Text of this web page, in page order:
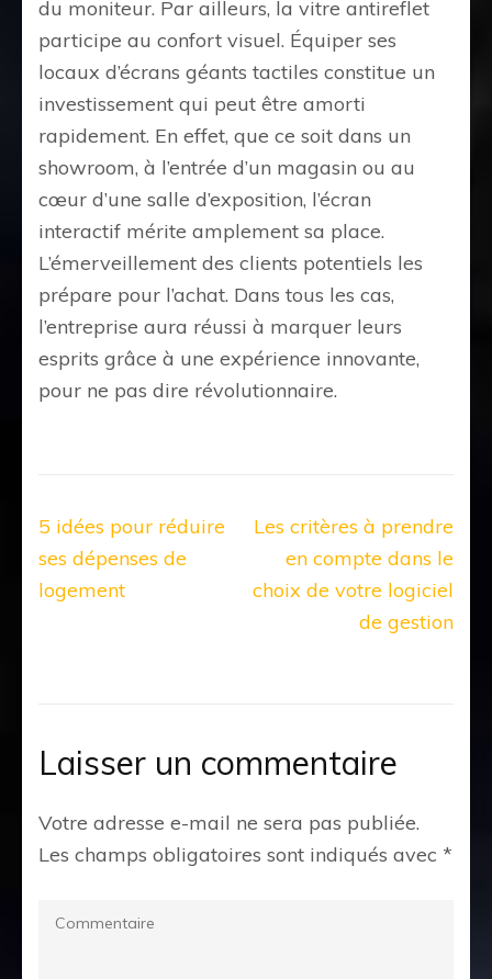
du moniteur. Par ailleurs, la vitre antireflet
participe au confort visuel. Équiper ses
locaux d’écrans géants tactiles constitue un
investissement qui peut être amorti
rapidement. En effet, que ce soit dans un
showroom, à l’entrée d’un magasin ou au
cœur d’une salle d’exposition, l’écran
interactif mérite amplement sa place.
L’émerveillement des clients potentiels les
prépare pour l’achat. Dans tous les cas,
l’entreprise aura réussi à marquer leurs
esprits grâce à une expérience innovante,
pour ne pas dire révolutionnaire.
Navigation
de
l’article
5 idées pour réduire
ses dépenses de
logement
Les critères à prendre
en compte dans le
choix de votre logiciel
de gestion
Laisser un commentaire
Votre adresse e-mail ne sera pas publiée.
Les champs obligatoires sont indiqués avec *
Commentaire